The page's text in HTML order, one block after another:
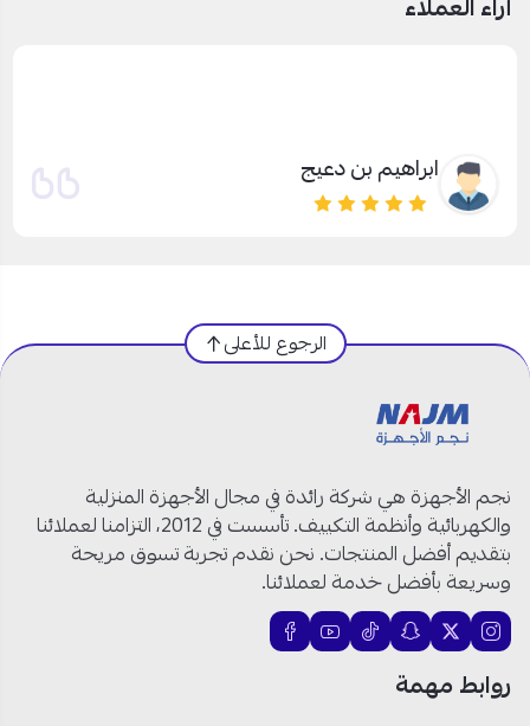
ابراهيم بن دعيج
الرجوع للأعلى
نجم الأجهزة هي شركة رائدة في مجال الأجهزة المنزلية
والكهربائية وأنظمة التكييف. تأسست في 2012، التزامنا لعملائنا
بتقديم أفضل المنتجات. نحن نقدم تجربة تسوق مريحة
وسريعة بأفضل خدمة لعملائنا.
روابط مهمة